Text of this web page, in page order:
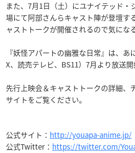
また、7月1日（土）にユナイテッド・
場にて阿部さんらキャスト陣が登壇す
ャストトークが開催されるので気にな
『妖怪アパートの幽雅な日常』は、あ
X、 読売テレビ、 BS11）7月より放送開
先行上映会＆キャストトークの詳細、
サイトをご覧ください。
公式サイト： http://youapa-anime.jp/
公式Twitter： https://twitter.com/